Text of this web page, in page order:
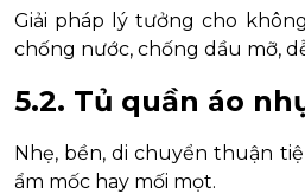
Giải pháp lý tưởng cho
chống nước, chống dầu mỡ,
5.2. Tủ quần áo
Nhẹ, bền, di chuyển thuận
ẩm mốc hay mối mọt.